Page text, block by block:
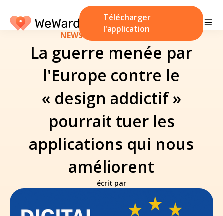
Télécharger
l'application
NEWS 26 novembre 2025
La guerre menée par
l'Europe contre le
« design addictif »
pourrait tuer les
applications qui nous
améliorent
écrit par